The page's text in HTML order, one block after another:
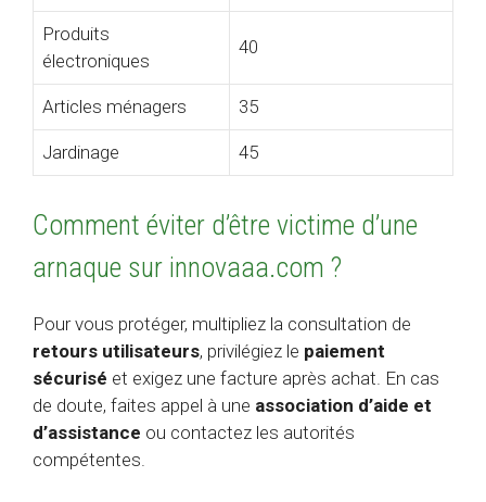
Produits
électroniques
40
Articles ménagers 35
Jardinage 45
Comment éviter d’être victime d’une
arnaque sur innovaaa.com ?
Pour vous protéger, multipliez la consultation de
retours utilisateurs, privilégiez le paiement
sécurisé et exigez une facture après achat. En cas
de doute, faites appel à une association d’aide et
d’assistance ou contactez les autorités
compétentes.